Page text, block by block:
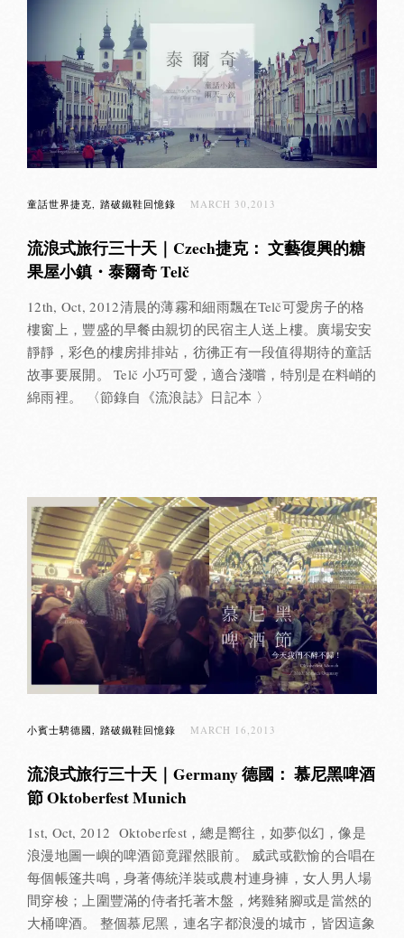
童話世界捷克 踏破鐵鞋回憶錄 MARCH 30,2013
流浪式旅行三十天｜Czech捷克： 文藝復興的糖
果屋小鎮・泰爾奇 Telč
12th, Oct, 2012清晨的薄霧和細雨飄在Telč可愛房子的格
樓窗上，豐盛的早餐由親切的民宿主人送上樓。廣場安安
靜靜，彩色的樓房排排站，彷彿正有一段值得期待的童話
故事要展開。 Telč 小巧可愛，適合淺嚐，特別是在料峭的
綿雨裡。 〈節錄自《流浪誌》日記本 〉
小賓士騁德國 踏破鐵鞋回憶錄 MARCH 16,2013
流浪式旅行三十天｜Germany 德國： 慕尼黑啤酒
節 Oktoberfest Munich
1st, Oct, 2012 Oktoberfest，總是嚮往，如夢似幻，像是
浪漫地圖一嶼的啤酒節竟躍然眼前。 威武或歡愉的合唱在
每個帳篷共鳴，身著傳統洋裝或農村連身褲，女人男人場
間穿梭；上圍豐滿的侍者托著木盤，烤雞豬腳或是當然的
大桶啤酒。 整個慕尼黑，連名字都浪漫的城市，皆因這象